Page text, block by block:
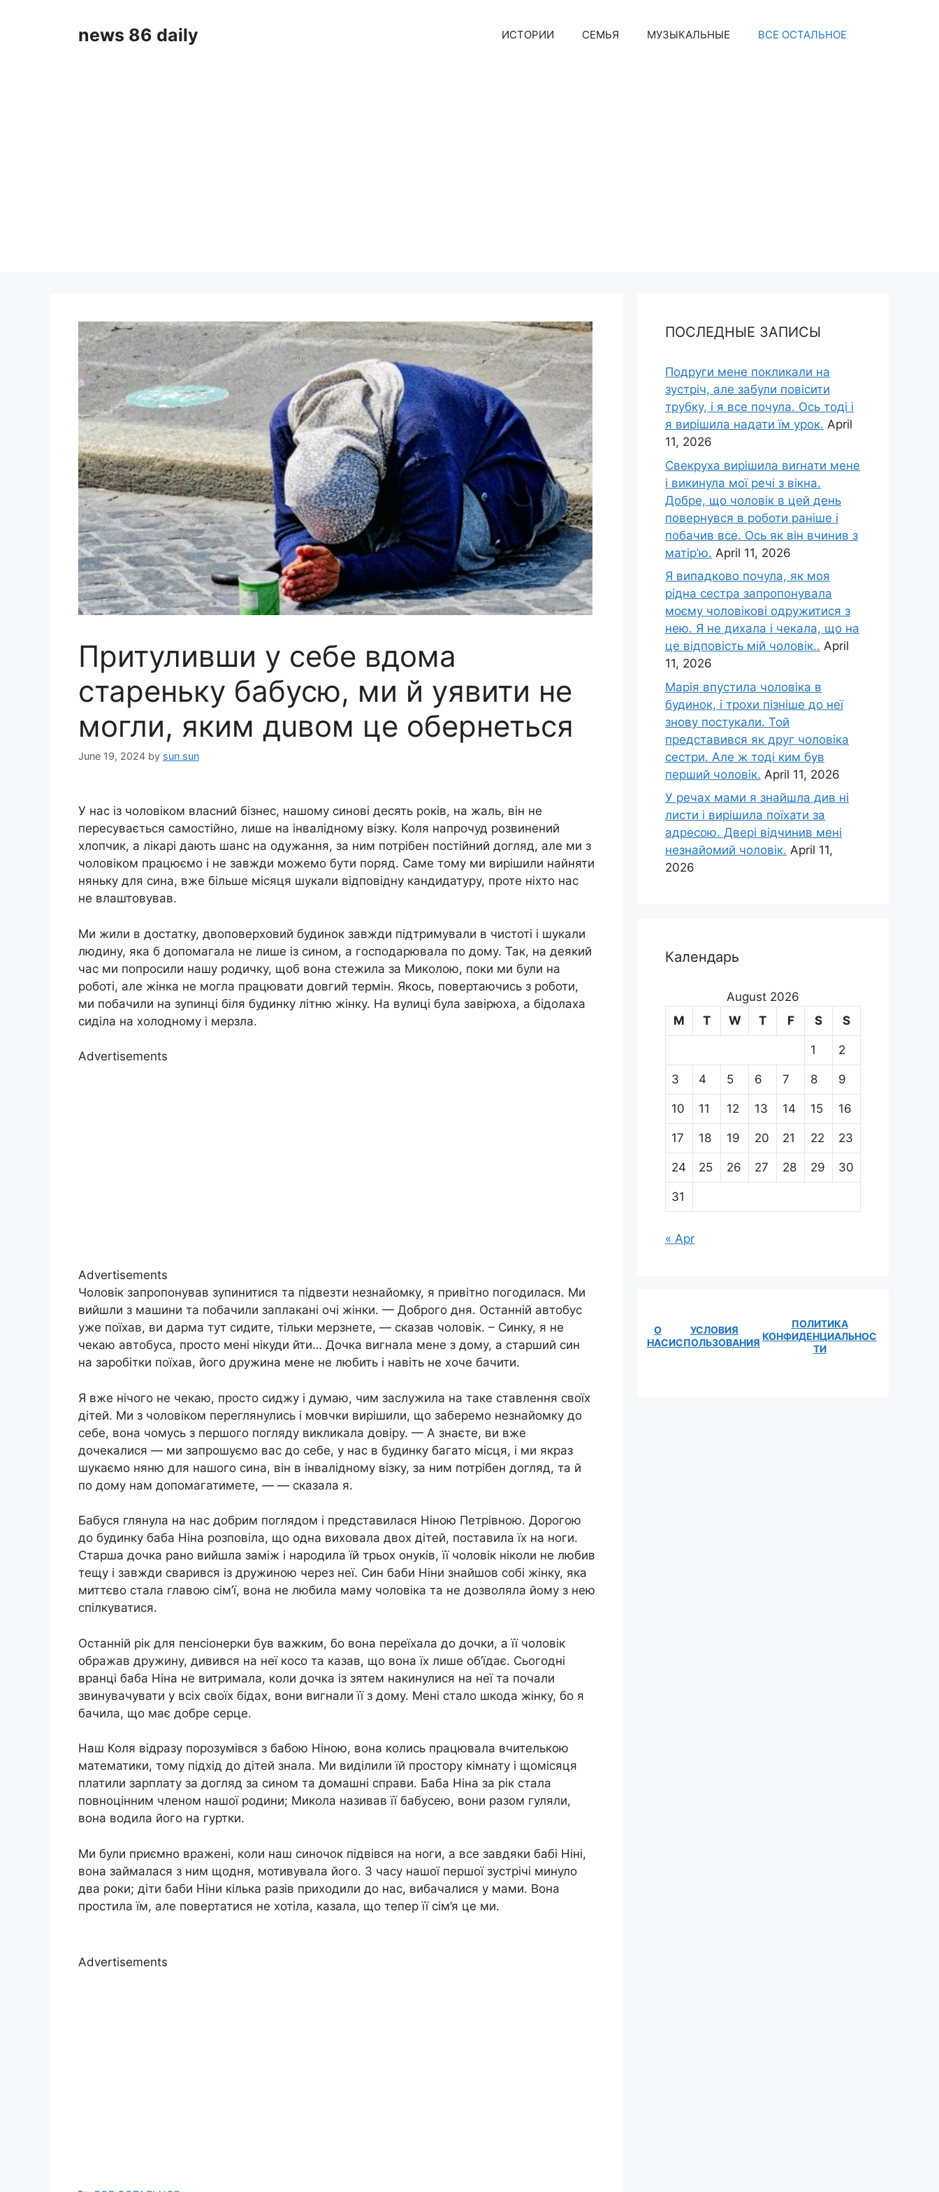
news 86 daily ИСТОРИИ СЕМЬЯ МУЗЫКАЛЬНЫЕ ВСЕ ОСТАЛЬНОЕ
Притуливши у себе вдома
стареньку бабусю, ми й уявити не
могли, яким дuвом це обернеться
June 19, 2024 by sun sun
У нас із чоловіком власний бізнес, нашому синові десять років, на жаль, він не
пересувається самостійно, лише на інвалідному візку. Коля напрочуд розвинений
хлопчик, а лікарі дають шанс на одужання, за ним потрібен постійний догляд, але ми з
чоловіком працюємо і не завжди можемо бути поряд. Саме тому ми вирішили найняти
няньку для сина, вже більше місяця шукали відповідну кандидатуру, проте ніхто нас
не влаштовував.
Ми жили в достатку, двоповерховий будинок завжди підтримували в чистоті і шукали
людину, яка б допомагала не лише із сином, а господарювала по дому. Так, на деякий
час ми попросили нашу родичку, щоб вона стежила за Миколою, поки ми були на
роботі, але жінка не могла працювати довгий термін. Якось, повертаючись з роботи,
ми побачили на зупинці біля будинку літню жінку. На вулиці була завірюха, а бідолаха
сиділа на холодному і мерзла.
Advertisements
Advertisements
Чоловік запропонував зупинитися та підвезти незнайомку, я привітно погодилася. Ми
вийшли з машини та побачили заплакані очі жінки. — Доброго дня. Останній автобус
уже поїхав, ви дарма тут сидите, тільки мерзнете, — сказав чоловік. – Синку, я не
чекаю автобуса, просто мені нікуди йти… Дочка вигнала мене з дому, а старший син
на заробітки поїхав, його дружина мене не любить і навіть не хоче бачити.
Я вже нічого не чекаю, просто сиджу і думаю, чим заслужила на таке ставлення своїх
дітей. Ми з чоловіком переглянулись і мовчки вирішили, що заберемо незнайомку до
себе, вона чомусь з першого погляду викликала довіру. — А знаєте, ви вже
дочекалися — ми запрошуємо вас до себе, у нас в будинку багато місця, і ми якраз
шукаємо няню для нашого сина, він в інвалідному візку, за ним потрібен догляд, та й
по дому нам допомагатимете, — — сказала я.
Бабуся глянула на нас добрим поглядом і представилася Ніною Петрівною. Дорогою
до будинку баба Ніна розповіла, що одна виховала двох дітей, поставила їх на ноги.
Старша дочка рано вийшла заміж і народила їй трьох онуків, її чоловік ніколи не любив
тещу і завжди сварився із дружиною через неї. Син баби Ніни знайшов собі жінку, яка
миттєво стала главою сім’ї, вона не любила маму чоловіка та не дозволяла йому з нею
спілкуватися.
Останній рік для пенсіонерки був важким, бо вона переїхала до дочки, а її чоловік
ображав дружину, дивився на неї косо та казав, що вона їх лише об’їдає. Сьогодні
вранці баба Ніна не витримала, коли дочка із зятем накинулися на неї та почали
звинувачувати у всіх своїх бідах, вони вигнали її з дому. Мені стало шкода жінку, бо я
бачила, що має добре серце.
Наш Коля відразу порозумівся з бабою Ніною, вона колись працювала вчителькою
математики, тому підхід до дітей знала. Ми виділили їй простору кімнату і щомісяця
платили зарплату за догляд за сином та домашні справи. Баба Ніна за рік стала
повноцінним членом нашої родини; Микола називав її бабусею, вони разом гуляли,
вона водила його на гуртки.
Ми були приємно вражені, коли наш синочок підвівся на ноги, а все завдяки бабі Ніні,
вона займалася з ним щодня, мотивувала його. З часу нашої першої зустрічі минуло
два роки; діти баби Ніни кілька разів приходили до нас, вибачалися у мами. Вона
простила їм, але повертатися не хотіла, казала, що тепер її сім’я це ми.
Advertisements
ПОСЛЕДНЫЕ ЗАПИСЫ
Подруги мене покликали на
зустріч, але забули повісити
трубку, і я все почула. Ось тоді і
я вирішила надати їм урок. April
11, 2026
Свекруха вирішила виrнати мене
і викинула мої речі з вікна.
Добре, що чоловік в цей день
повернувся в роботи раніше і
побачив все. Ось як він вчинив з
матір’ю. April 11, 2026
Я випадково почула, як моя
рідна сестра запропонувала
моєму чоловікові одружитися з
нею. Я не дихала і чекала, що на
це відповість мій чоловік.. April
11, 2026
Марія впустила чоловіка в
будинок, і трохи пізніше до неї
знову постукали. Той
представився як друг чоловіка
сестри. Але ж тоді ким був
перший чоловік. April 11, 2026
У речах мами я знайшла див ні
листи і вирішила поїхати за
адресою. Двері відчинив мені
незнайомий чоловік. April 11,
2026
Календарь
August 2026
M
T W T F S S
1 2
3 4 5 6 7 8 9
10 11 12 13 14 15 16
17 18 19 20 21 22 23
24 25 26 27 28 29 30
31
« Apr
О
НАС
УСЛОВИЯ
ИСПОЛЬЗОВАНИЯ
ПОЛИТИКА
КОНФИДЕНЦИАЛЬНОС
ТИ